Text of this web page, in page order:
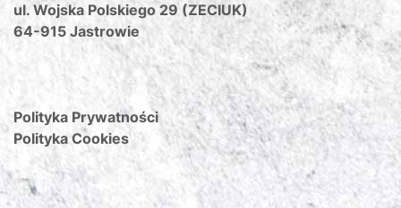
ul. Wojska Polskiego 29 (ZECIUK)
64-915 Jastrowie
Polityka Prywatności
Polityka Cookies